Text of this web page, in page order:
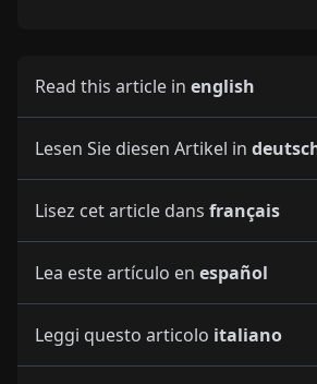
Read this article in english
Lesen Sie diesen Artikel in
Lisez cet article dans français
Lea este artículo en español
Leggi questo articolo italiano